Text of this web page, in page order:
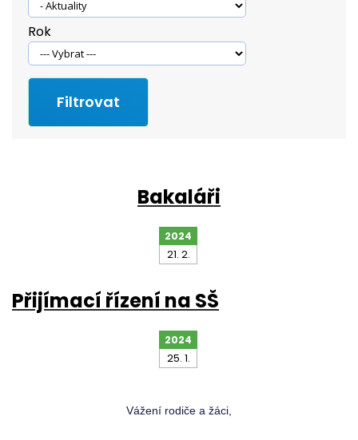
Rok
Bakaláři
2024
21. 2.
Přijímací řízení na SŠ
2024
25. 1.
Vážení rodiče a žáci,